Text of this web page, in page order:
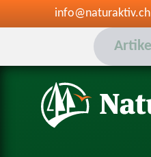
info@naturaktiv.ch